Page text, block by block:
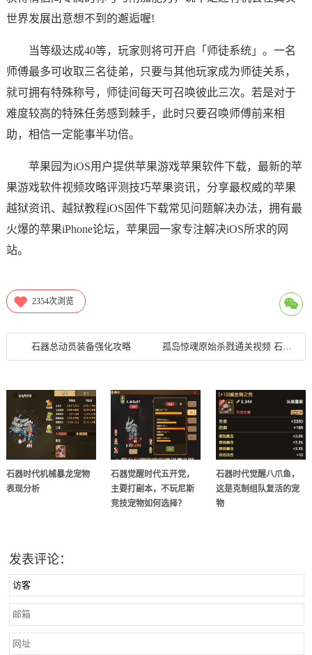
世界发展出意想不到的邂逅喔!
当等级达成40等，玩家则将可开启「师徒系统」。一名
师傅最多可收取三名徒弟，只要与其他玩家成为师徒关系，
就可拥有特殊称号，师徒间每天可召唤彼此三次。若是对于
难度较高的特殊任务感到棘手，此时只要召唤师傅前来相
助，相信一定能事半功倍。
苹果园为iOS用户提供苹果游戏苹果软件下载，最新的苹
果游戏软件视频攻略评测技巧苹果资讯，分享最权威的苹果
越狱资讯、越狱教程iOS固件下载常见问题解决办法，拥有最
火爆的苹果iPhone论坛，苹果园一家专注解决iOS所求的网
站。
2354次浏览
石器总动员装备强化攻略 孤岛惊魂原始杀戮通关视频 石器时代血腥冒险
石器时代机械暴龙宠物
表现分析
石器觉醒时代五开党，
主要打副本，不玩尼斯
竞技宠物如何选择？
石器时代觉醒八爪鱼，
这是克制组队复活的宠
物
发表评论：